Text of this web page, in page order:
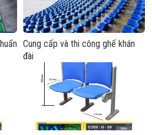
Cung cấp và thi công ghế khán
đài